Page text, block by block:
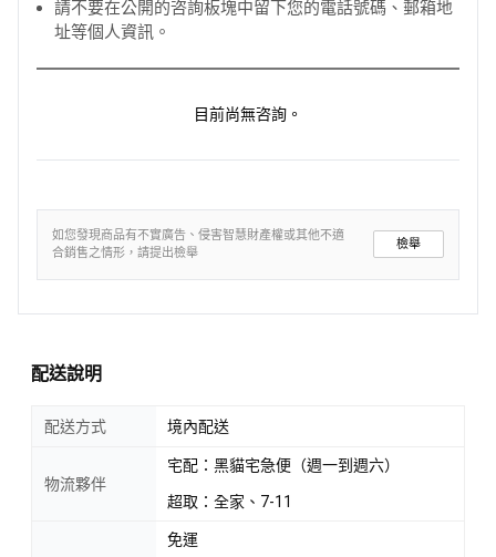
請不要在公開的咨詢板塊中留下您的電話號碼、郵箱地
址等個人資訊。
目前尚無咨詢。
如您發現商品有不實廣告、侵害智慧財產權或其他不適
合銷售之情形，請提出檢舉
檢舉
配送說明
配送方式 境內配送
物流夥伴
宅配：黑貓宅急便（週一到週六）
超取：全家、7-11
免運